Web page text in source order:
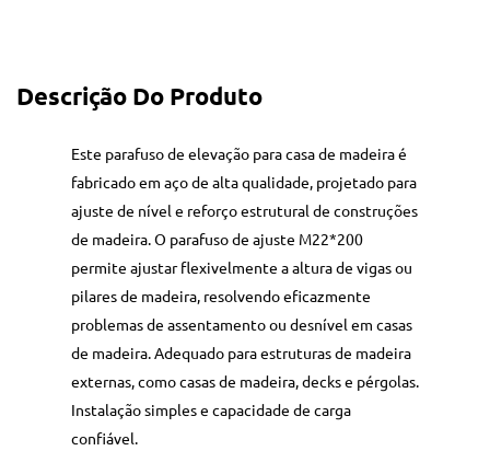
Descrição Do Produto
Este parafuso de elevação para casa de madeira é
fabricado em aço de alta qualidade, projetado para
ajuste de nível e reforço estrutural de construções
de madeira. O parafuso de ajuste M22*200
permite ajustar flexivelmente a altura de vigas ou
pilares de madeira, resolvendo eficazmente
problemas de assentamento ou desnível em casas
de madeira. Adequado para estruturas de madeira
externas, como casas de madeira, decks e pérgolas.
Instalação simples e capacidade de carga
confiável.